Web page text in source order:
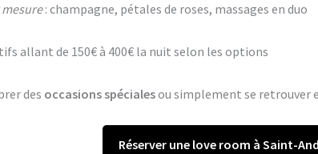
: champagne, pétales de roses, massages en duo
allant de 150€ à 400€ la nuit selon les options
des occasions spécialesou simplement se retrouver
Réserver une love room à Saint-